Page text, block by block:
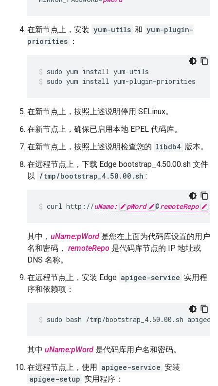
在新节点上，安装 yum-utils 和 yum-plugin-
priorities ：
sudo yum install yum-plugin-priorities
在新节点上，按照上述说明停用 SELinux。
在新节点上，确保已启用本地 EPEL 代码库。
在新节点上，按照上述说明检查您的 libdb4 版本。
在远程节点上，下载 Edge bootstrap_4.50.00.sh 文件
以 /tmp/bootstrap_4.50.00.sh :
curl http://uName: pWord @remoteRepo
其中， uName:pWord 是您在上面为代码库设置的用户
名和密码， remoteRepo 是代码库节点的 IP 地址或
DNS 名称。
在远程节点上，安装 Edge apigee-service 实用程
序和依赖项：
sudo bash /tmp/bootstrap_4.50.00.sh
其中 uName:pWord 是代码库用户名和密码。
在远程节点上，使用 apigee-service 安装
apigee-setup 实用程序：